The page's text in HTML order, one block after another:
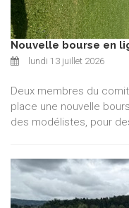
Nouvelle bourse en
lundi 13 juillet 2026
Deux membres du
place une nouvelle
des modélistes, pour